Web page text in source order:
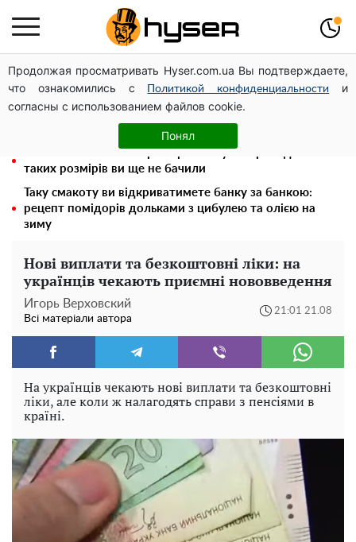
Продолжая просматривать Hyser.com.ua Вы подтверждаете,
что ознакомились с
Политикой конфиденциальности
и
согласны с использованием файлов cookie.
Понял
Гола Олена Тополя у цікавих позах змусила відвисати
щелепи: злив відео – було лише початком
Олена Тополя злив відео – це далеко не все: фронтмен
"Антитіла" Тарас Тополя став наступним
таких розмірів ви ще не бачили
Таку смакоту ви відкриватимете банку за банкою:
рецепт помідорів дольками з цибулею та олією на
зиму
Нові виплати та безкоштовні ліки: на
українців чекають приємні нововведення
Игорь Верховский
Всі матеріали автора
21:01 21.08
На українців чекають нові виплати та безкоштовні
ліки, але коли ж налагодять справи з пенсіями в
країні.